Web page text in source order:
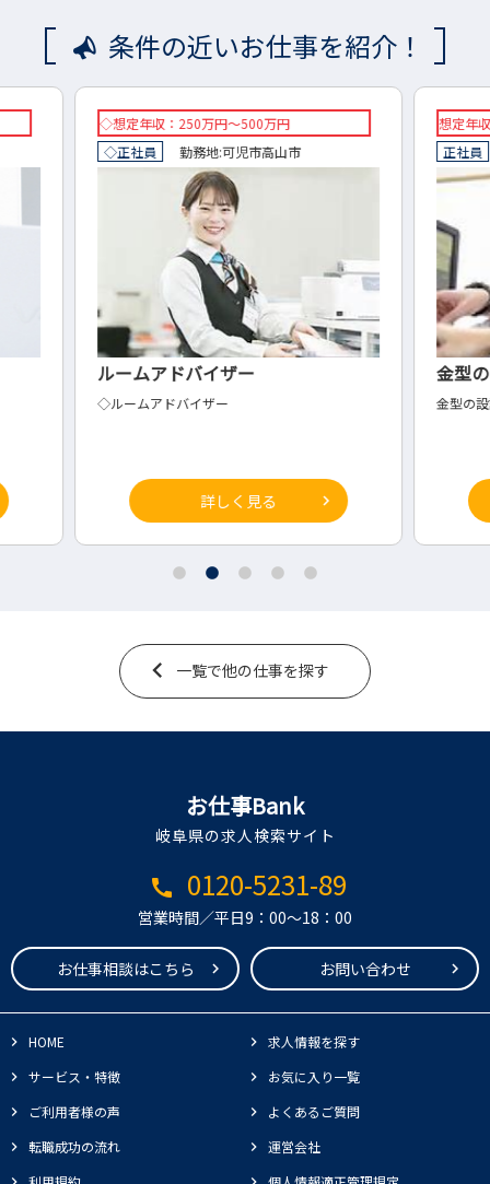
条件の近いお仕事を紹介！
想定年収：360万円～430万円
正社員
勤務地:岐阜県海津市
金型の製作
金型の設計
詳しく見る
◇
◇
プ
◇配
一覧で他の仕事を探す
お仕事Bank
岐阜県の求人検索サイト
call 0120-5231-89
営業時間／平日9：00～18：00
お仕事相談はこちら お問い合わせ
HOME
求人情報を探す
サービス・特徴
お気に入り一覧
ご利用者様の声
よくあるご質問
転職成功の流れ
運営会社